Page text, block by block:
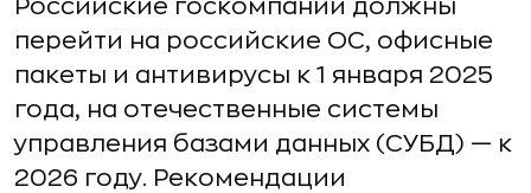
Российские госкомпании должны
перейти на российские ОС, офисные
пакеты и антивирусы к 1 января 2025
года, на отечественные системы
управления базами данных (СУБД) — к
2026 году. Рекомендации